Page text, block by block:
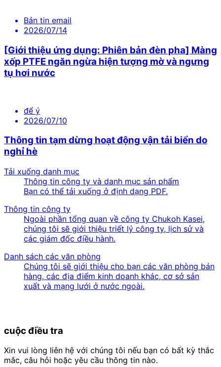
Bản tin email
2026/07/14
[Giới thiệu ứng dụng: Phiên bản đèn pha] Màng
xốp PTFE ngăn ngừa hiện tượng mờ và ngưng
tụ hơi nước
để ý
2026/07/10
Thông tin tạm dừng hoạt động vận tải biển do
nghỉ hè
Tải xuống danh mục
Thông tin công ty và danh mục sản phẩm
Bạn có thể tải xuống ở định dạng PDF.
Thông tin công ty
Ngoài phần tổng quan về công ty Chukoh Kasei,
chúng tôi sẽ giới thiệu triết lý công ty, lịch sử và
các giám đốc điều hành.
Danh sách các văn phòng
Chúng tôi sẽ giới thiệu cho bạn các văn phòng bán
hàng, các địa điểm kinh doanh khác, cơ sở sản
xuất và mạng lưới ở nước ngoài.
cuộc điều tra
Xin vui lòng liên hệ với chúng tôi nếu bạn có bất kỳ thắc
mắc, câu hỏi hoặc yêu cầu thông tin nào.